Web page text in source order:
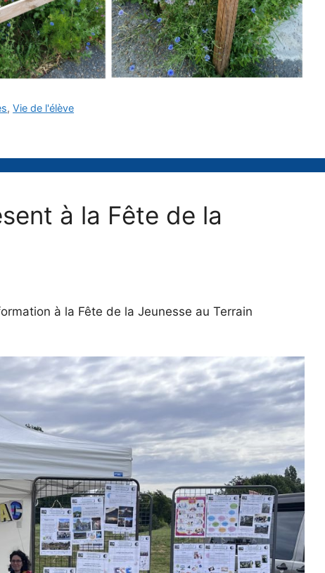
,Vie de l'élève
à la Fête de la
à la Fête de la Jeunesse au Terrain